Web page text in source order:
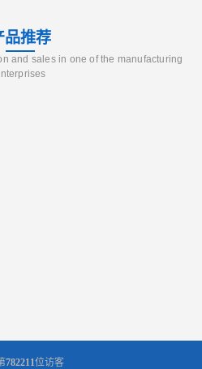
品推荐
and sales in one of the manufacturing
782211位访客